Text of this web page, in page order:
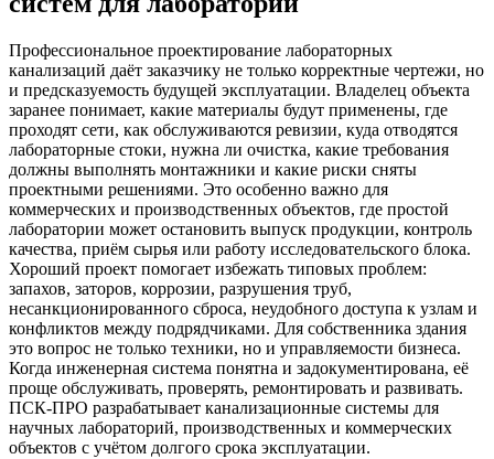
Профессиональное проектирование лабораторных
канализаций даёт заказчику не только корректные чертежи, но
и предсказуемость будущей эксплуатации. Владелец объекта
заранее понимает, какие материалы будут применены, где
проходят сети, как обслуживаются ревизии, куда отводятся
лабораторные стоки, нужна ли очистка, какие требования
должны выполнять монтажники и какие риски сняты
проектными решениями. Это особенно важно для
коммерческих и производственных объектов, где простой
лаборатории может остановить выпуск продукции, контроль
качества, приём сырья или работу исследовательского блока.
Хороший проект помогает избежать типовых проблем:
запахов, заторов, коррозии, разрушения труб,
несанкционированного сброса, неудобного доступа к узлам и
конфликтов между подрядчиками. Для собственника здания
это вопрос не только техники, но и управляемости бизнеса.
Когда инженерная система понятна и задокументирована, её
проще обслуживать, проверять, ремонтировать и развивать.
ПСК-ПРО разрабатывает канализационные системы для
научных лабораторий, производственных и коммерческих
объектов с учётом долгого срока эксплуатации.